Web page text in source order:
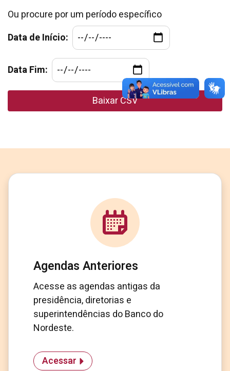
Ou procure por um período específico
Data de Início:
Data Fim:
Baixar CSV
Agendas Anteriores
Acesse as agendas antigas da
presidência, diretorias e
superintendências do Banco do
Nordeste.
Acessar